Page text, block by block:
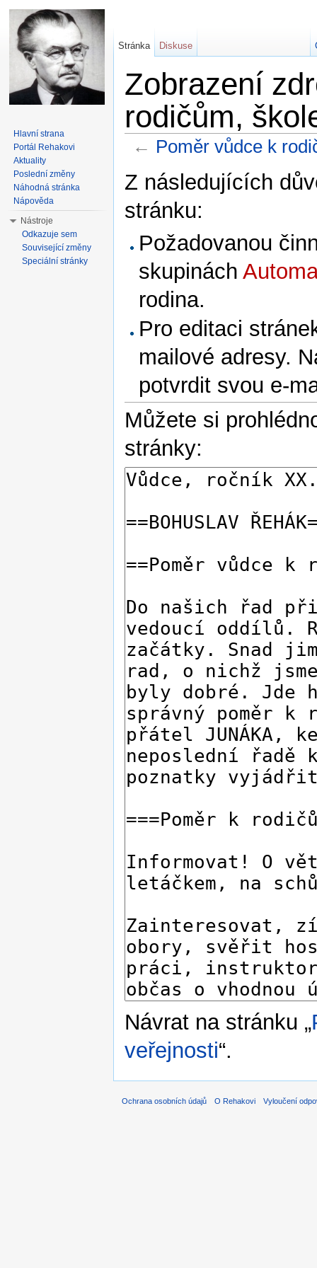
Zobrazení
rodičům,
← Poměr vůdce k
Z následujících
stránku:
Požadovanou
skupinách
rodina.
Pro editaci
mailové adresy.
potvrdit svou e-
Můžete si
stránky:
Návrat na stránku „
veřejnosti“.
Stránka Diskuse
Hlavní strana
Portál Rehakovi
Aktuality
Poslední změny
Náhodná stránka
Nápověda
Nástroje
Odkazuje sem
Související změny
Speciální stránky
Ochrana osobních údajů O Rehakovi Vyloučení